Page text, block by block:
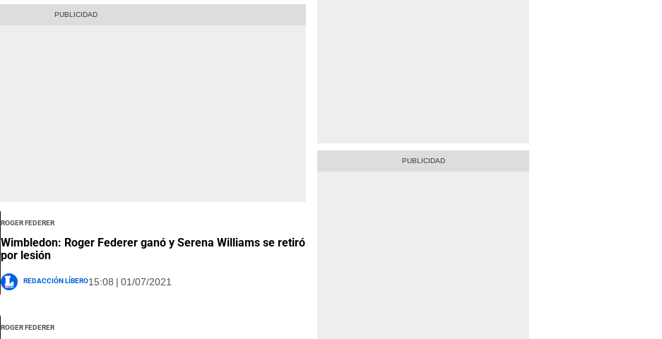
Roger Federer
Wimbledon: Roger Federer ganó y Serena Williams se retiró
por lesión
Redacción Líbero15:08 | 01/07/2021
Roger Federer